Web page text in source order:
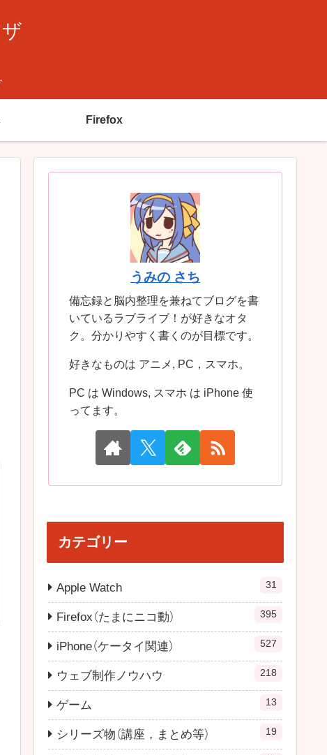
Firefox
うみの さち
備忘録と脳内整理を兼ねてブログを書
いているラブライブ！が好きなオタ
ク。分かりやすく書くのが目標です。
好きなものは アニメ, PC，スマホ。
PC は Windows, スマホ は iPhone 使
ってます。
カテゴリー
Apple Watch 31
Firefox（たまにニコ動） 395
iPhone（ケータイ関連） 527
ウェブ制作ノウハウ 218
ゲーム 13
シリーズ物（講座，まとめ等） 19